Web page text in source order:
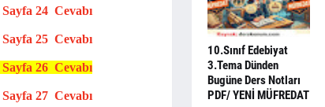
Sayfa 24 Cevabı
Sayfa 25 Cevabı
Sayfa 26 Cevabı
Sayfa 27 Cevabı
10.Sınıf Edebiyat
3.Tema Dünden
Bugüne Ders Notları
PDF/ YENİ MÜFREDAT